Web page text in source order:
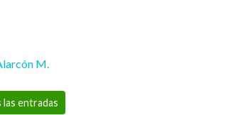
M.
entradas